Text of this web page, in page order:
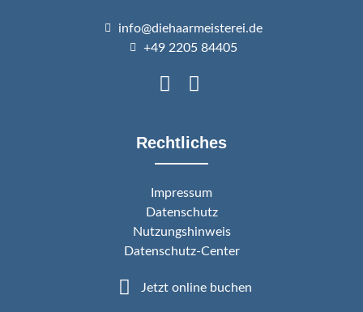
info@diehaarmeisterei.de
+49 2205 84405
Rechtliches
Impressum
Datenschutz
Nutzungshinweis
Datenschutz-Center
Jetzt online buchen